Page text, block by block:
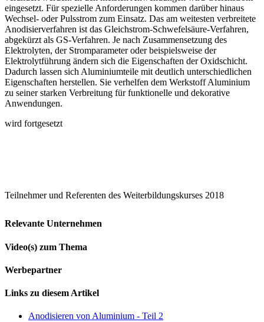
eingesetzt. Für spezielle Anforderungen kommen darüber hinaus
Wechsel- oder Pulsstrom zum Einsatz. Das am weitesten verbreitete
­Anodisierverfahren ist das Gleichstrom-Schwefelsäure-Verfahren,
abgekürzt als GS-Verfahren. Je nach Zusammensetzung des
Elektrolyten, der Stromparameter oder beispielsweise der
Elektrolytführung ändern sich die Eigenschaften der Oxidschicht.
Dadurch lassen sich Aluminiumteile mit deutlich unterschiedlichen
Eigenschaften herstellen. Sie verhelfen dem Werkstoff Aluminium
zu seiner starken Verbreitung für funktionelle und dekorative
Anwendungen.
wird fortgesetzt
Teilnehmer und Referenten des Weiterbildungskurses 2018
Relevante Unternehmen
Video(s) zum Thema
Werbepartner
Links zu diesem Artikel
Anodisieren von Aluminium - Teil 2